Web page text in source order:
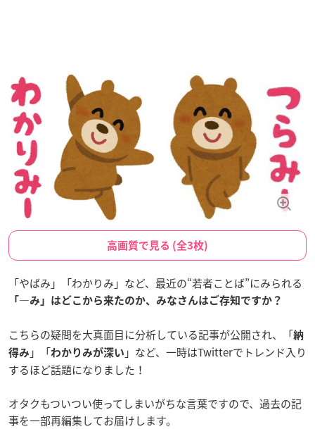
高画質で見る (全3枚)
「やばみ」「わかりみ」など、最近の“若者ことば”にみられる
「―み」はどこから来たのか、みなさんはご存知ですか？
こちらの疑問を大真面目に分析している記事が公開され、「納
得み 」「わかりみが深い 」など、一時はTwitterでトレンド入り
するほど話題になりました！
オタクもついつい使ってしまいがちな言葉ですので、過去の記
事を一部再編集してお届けします。